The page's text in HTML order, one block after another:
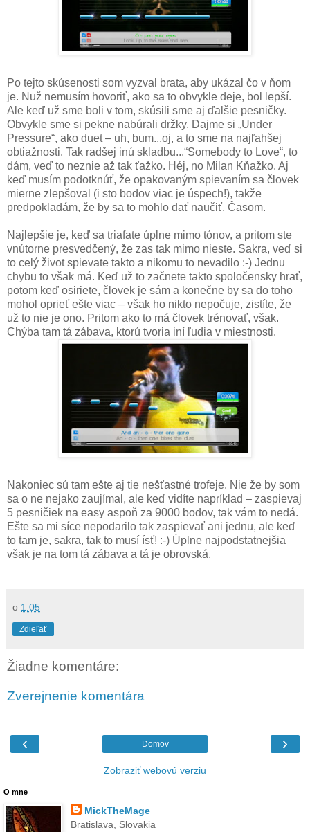
Po tejto skúsenosti som vyzval brata, aby ukázal čo v ňom
je. Nuž nemusím hovoriť, ako sa to obvykle deje, bol lepší.
Ale keď už sme boli v tom, skúsili sme aj ďalšie pesničky.
Obvykle sme si pekne nabúrali držky. Dajme si „Under
Pressure“, ako duet – uh, bum...oj, a to sme na najľahšej
obtiažnosti. Tak radšej inú skladbu...“Somebody to Love“, to
dám, veď to neznie až tak ťažko. Héj, no Milan Kňažko. Aj
keď musím podotknúť, že opakovaným spievaním sa človek
mierne zlepšoval (i sto bodov viac je úspech!), takže
predpokladám, že by sa to mohlo dať naučiť. Časom.
Najlepšie je, keď sa triafate úplne mimo tónov, a pritom ste
vnútorne presvedčený, že zas tak mimo nieste. Sakra, veď si
to celý život spievate takto a nikomu to nevadilo :-) Jednu
chybu to však má. Keď už to začnete takto spoločensky hrať,
potom keď osiriete, človek je sám a konečne by sa do toho
mohol oprieť ešte viac – však ho nikto nepočuje, zistíte, že
už to nie je ono. Pritom ako to má človek trénovať, však.
Chýba tam tá zábava, ktorú tvoria iní ľudia v miestnosti.
Nakoniec sú tam ešte aj tie nešťastné trofeje. Nie že by som
sa o ne nejako zaujímal, ale keď vidíte napríklad – zaspievaj
5 pesničiek na easy aspoň za 9000 bodov, tak vám to nedá.
Ešte sa mi síce nepodarilo tak zaspievať ani jednu, ale keď
to tam je, sakra, tak to musí ísť! :-) Úplne najpodstatnejšia
však je na tom tá zábava a tá je obrovská.
o 1:05
Zdieľať
Žiadne komentáre:
Zverejnenie komentára
‹ ›
Domov
Zobraziť webovú verziu
O mne
MickTheMage
Bratislava, Slovakia